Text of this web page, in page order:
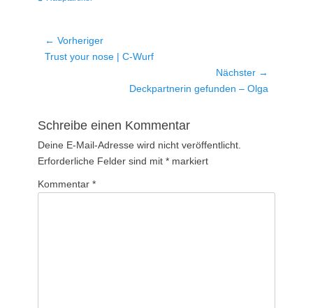
Beitragsnavigation
← Vorheriger
Vorheriger
Trust your nose | C-Wurf
Nächster →
Deckpartnerin gefunden – Olga
Schreibe einen Kommentar
Deine E-Mail-Adresse wird nicht veröffentlicht.
Erforderliche Felder sind mit * markiert
Kommentar *